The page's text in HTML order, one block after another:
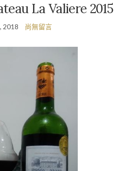
La Valiere 2015
2018 尚無留言